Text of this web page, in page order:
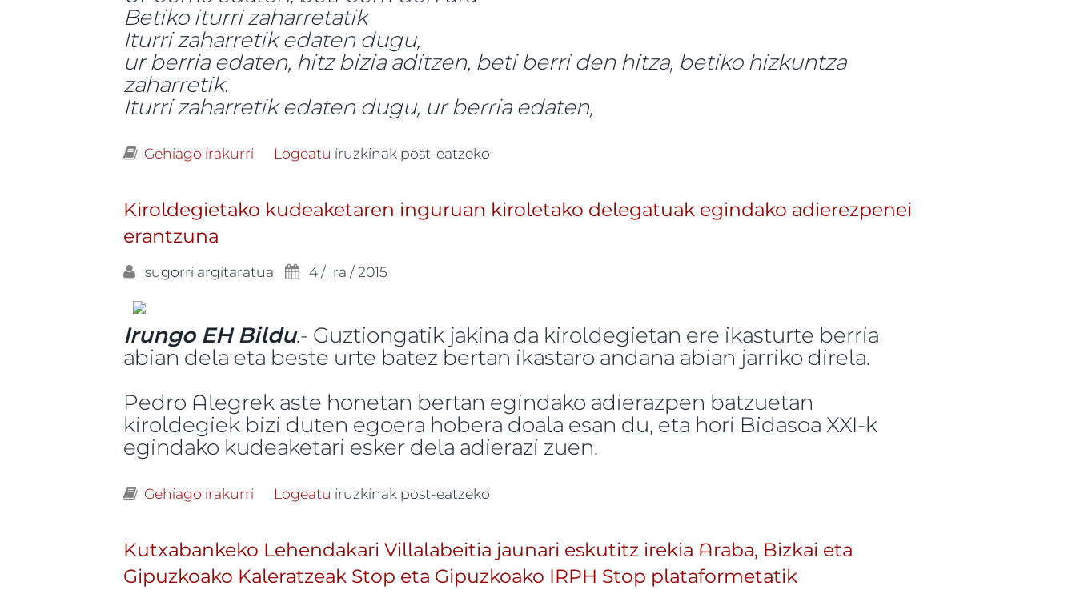
Betiko iturri zaharretatik
Iturri zaharretik edaten dugu,
ur berria edaten, hitz bizia aditzen, beti berri den hitza, betiko hizkuntza
zaharretik.
Iturri zaharretik edaten dugu, ur berria edaten,
Gehiago irakurri Parekidetasuna eta parte hartzea, jaietan ere -ri buruz
Logeatu iruzkinak post-eatzeko
Kiroldegietako kudeaketaren inguruan kiroletako delegatuak egindako adierezpenei
erantzuna
sugorri argitaratua 4 / Ira / 2015
Irungo EH Bildu.- Guztiongatik jakina da kiroldegietan ere ikasturte berria
abian dela eta beste urte batez bertan ikastaro andana abian jarriko direla.
Pedro Alegrek aste honetan bertan egindako adierazpen batzuetan
kiroldegiek bizi duten egoera hobera doala esan du, eta hori Bidasoa XXI-k
egindako kudeaketari esker dela adierazi zuen.
Gehiago irakurri Kiroldegietako kudeaketaren inguruan kiroletako delegatuak egindako adierezpenei erantzuna -ri buruz
Logeatu iruzkinak post-eatzeko
Kutxabankeko Lehendakari Villalabeitia jaunari eskutitz irekia Araba, Bizkai eta
Gipuzkoako Kaleratzeak Stop eta Gipuzkoako IRPH Stop plataformetatik